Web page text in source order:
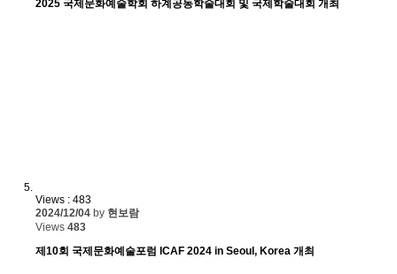
2025 국제문화예술학회 하계공동학술대회 및 국제학술대회 개최
Views : 483
2024/12/04 by 현보람
Views 483
제10회 국제문화예술포럼 ICAF 2024 in Seoul, Korea 개최